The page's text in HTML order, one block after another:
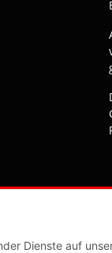
Dienste auf